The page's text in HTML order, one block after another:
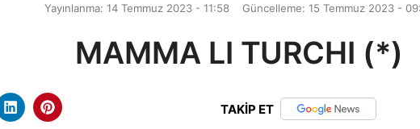
Yayınlanma: 14 Temmuz 2023 - 11:58 Güncelleme: 15 Temmuz 2023 -
MAMMA LI TURCHI (*)
TAKİP ET